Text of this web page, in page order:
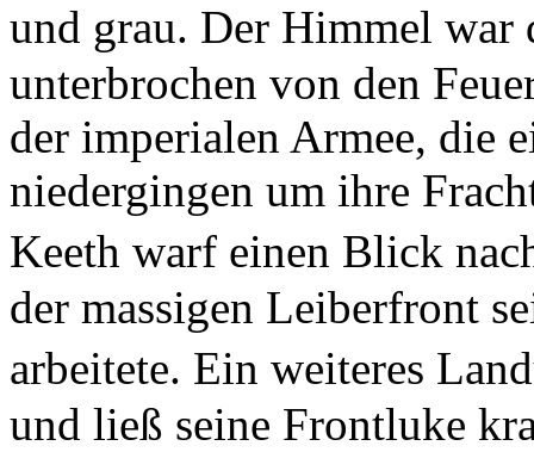
und grau. Der Himmel
unterbrochen von den
der imperialen Armee, die
niedergingen um ihre
Keeth warf einen Blick
der massigen Leiberfront
arbeitete. Ein weiteres
und ließ seine Frontluke